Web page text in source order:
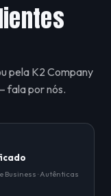
pela K2 Company
fala por nós.
Business · Autênticas